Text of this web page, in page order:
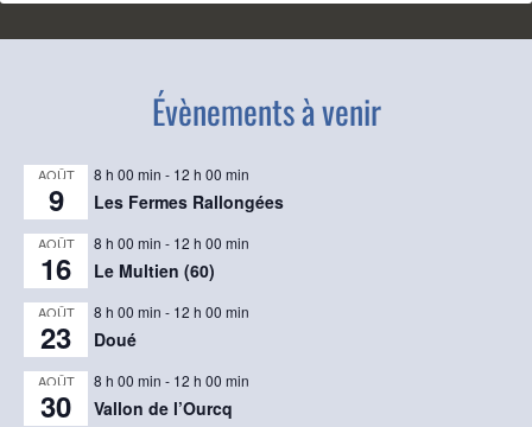
Évènements à venir
AOÛT
9
8 h 00 min - 12 h 00 min
Les Fermes Rallongées
AOÛT
16
8 h 00 min - 12 h 00 min
Le Multien (60)
AOÛT
23
8 h 00 min - 12 h 00 min
Doué
AOÛT
30
8 h 00 min - 12 h 00 min
Vallon de l’Ourcq